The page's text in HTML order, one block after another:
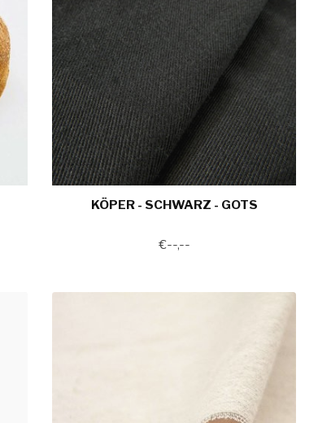
KÖPER - SCHWARZ - GOTS
€--,--